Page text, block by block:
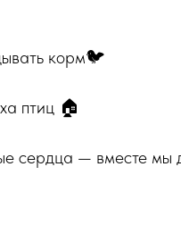
корм🐦
птиц 🏠
сердца — вместе мы